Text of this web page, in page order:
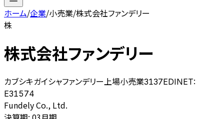
ホーム/企業/小売業/株式会社ファンデリー
株
株式会社ファンデリー
カブシキガイシャファンデリー 上場小売業3137EDINET:
E31574
Fundely Co., Ltd.